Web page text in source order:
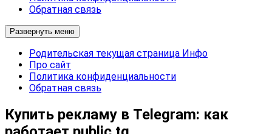
Обратная связь
Развернуть меню
Родительская текущая страница Инфо
Про сайт
Политика конфиденциальности
Обратная связь
Купить рекламу в Telegram: как